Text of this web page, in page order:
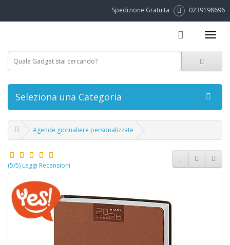
Spedizione Gratuita 0239198696
Seleziona una Categoria
Agende giornaliere personalizzate
(5/5) Leggi Recensioni